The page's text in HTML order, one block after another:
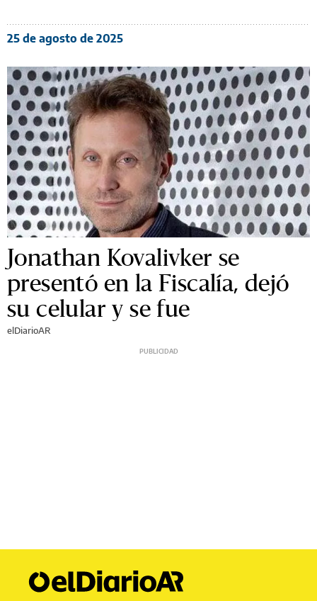
25 de agosto de 2025
Jonathan Kovalivker se
presentó en la Fiscalía, dejó
su celular y se fue
elDiarioAR